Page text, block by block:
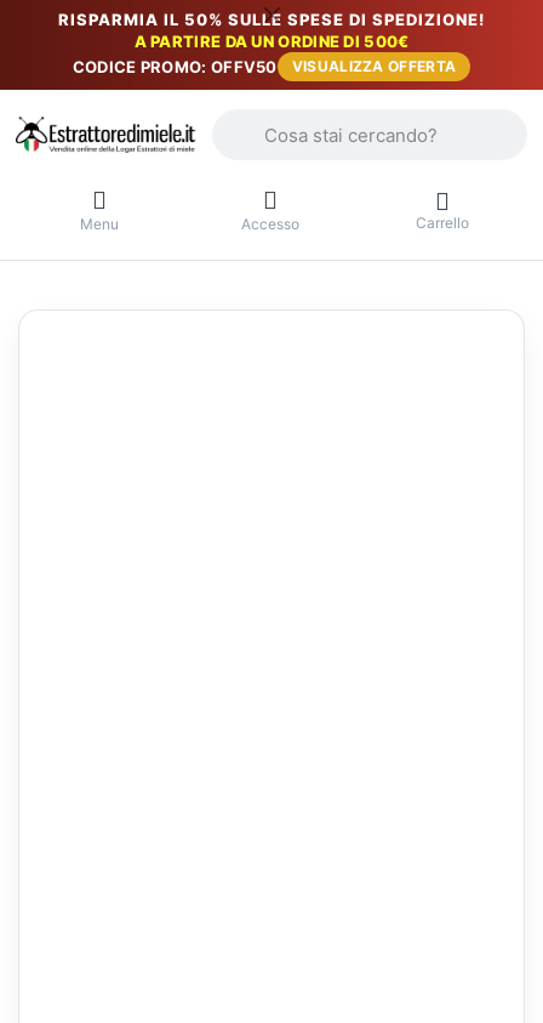
RISPARMIA IL 50% SULLE SPESE DI SPEDIZIONE!
A PARTIRE DA UN ORDINE DI 500€
CODICE PROMO: OFFV50
VISUALIZZA OFFERTA
Menu Accesso Carrello